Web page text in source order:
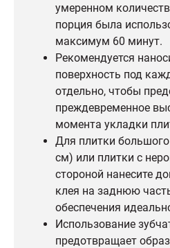
умеренном
порция была
максимум 60 минут.
Рекомендуется
поверхность под
отдельно, чтобы
преждевременное
момента укладки
Для плитки
см) или плитки с
стороной нанесите
клея на заднюю
обеспечения
Использование
предотвращает